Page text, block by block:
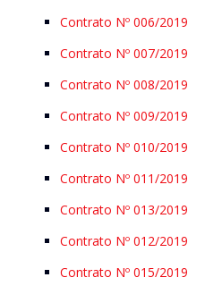
Contrato Nº 006/2019
Contrato Nº 007/2019
Contrato Nº 008/2019
Contrato Nº 009/2019
Contrato Nº 010/2019
Contrato Nº 011/2019
Contrato Nº 013/2019
Contrato Nº 012/2019
Contrato Nº 015/2019